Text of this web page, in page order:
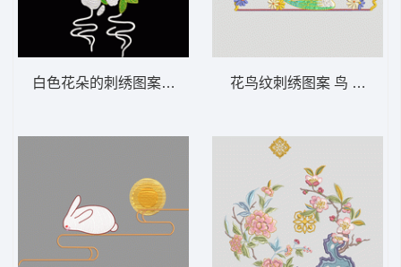
白色花朵的刺绣图案 栀子花 花鸟纹刺绣图案 鸟 燕子